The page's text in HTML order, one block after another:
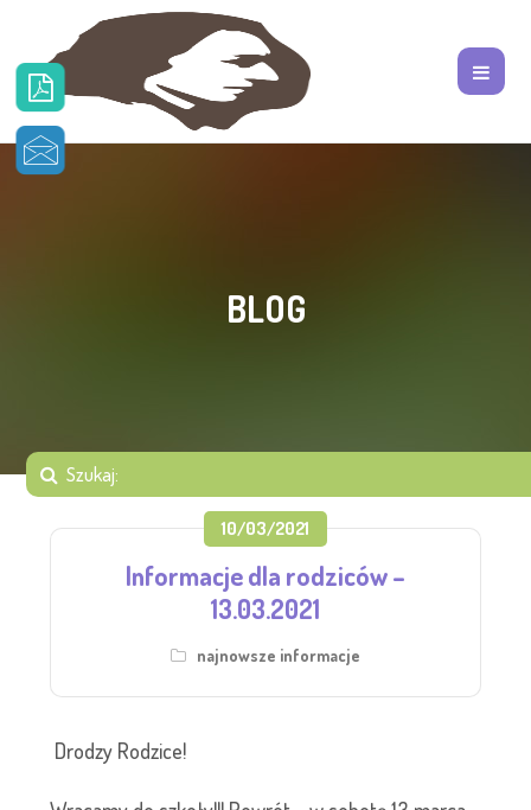
BLOG
10/03/2021
Informacje dla rodziców –
13.03.2021
najnowsze informacje
Drodzy Rodzice!